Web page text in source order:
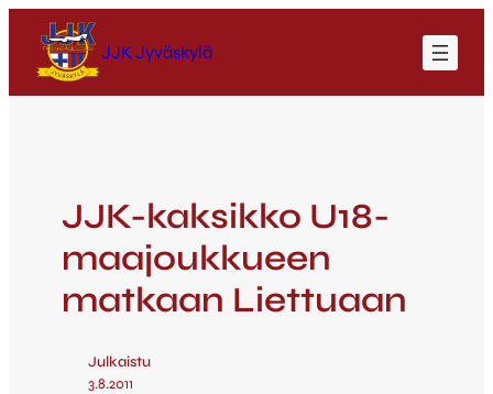
JJK Jyväskylä
JJK-kaksikko U18-
maajoukkueen
matkaan Liettuaan
Julkaistu
3.8.2011